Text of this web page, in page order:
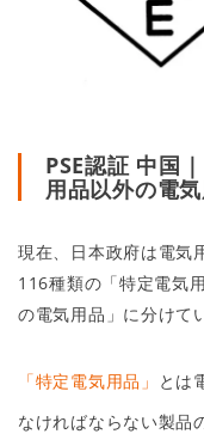
PSE認証 中国
用品以外の電
現在、日本政府は電気
116種類の「特定電気
の電気用品」に分けて
「特定電気用品」 とは
なければならない製品